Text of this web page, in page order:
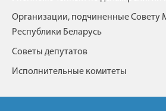
Организации, подчиненные Совету
Республики Беларусь
Советы депутатов
Исполнительные комитеты